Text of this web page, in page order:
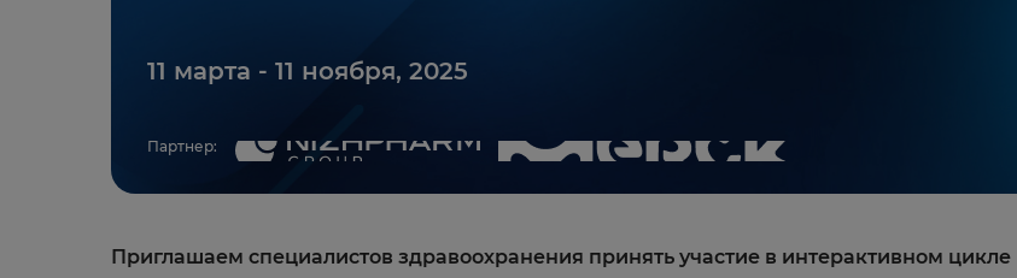
11 марта - 11 ноября, 2025
Партнер:
Приглашаем специалистов здравоохранения принять участие в интерактивном цикле